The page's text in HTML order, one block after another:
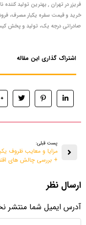
فریزر در تهران , بهترین تولید
خرید و قیمت سفره یکبار مصرف،
صادراتی درجه یک، تولید و پخش
اشتراک گذاری این مقاله
پست قبلی:
مزایا و معایب ظروف
+ بررسی چالش‌ های
ارسال نظر
آدرس ایمیل شما منتشر